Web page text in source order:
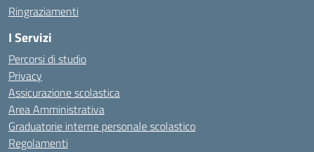
Ringraziamenti
I Servizi
Percorsi di studio
Privacy
Assicurazione scolastica
Area Amministrativa
Graduatorie interne personale scolastico
Regolamenti